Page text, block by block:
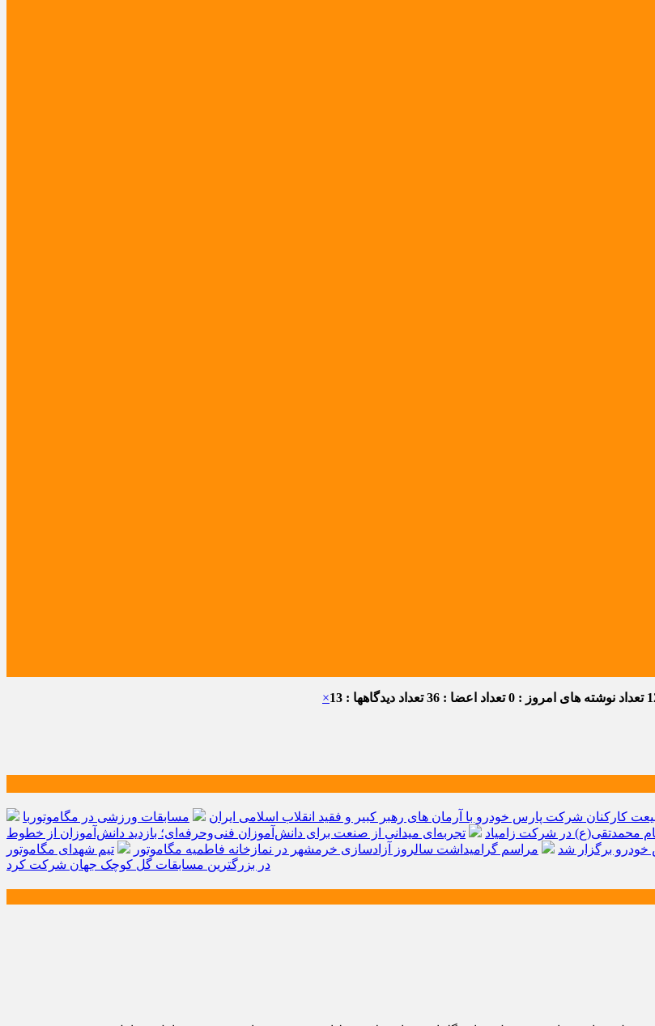
تعداد نوشته های امروز : 0 تعداد اعضا : 36 تعداد دیدگاهها : 13 ×
کارکنان شرکت پارس خودرو با آرمان های رهبر کبیر و فقید انقلاب اسلامی ایران
مسابقات ورزشی در مگاموتوربا
محمدتقی(ع) در شرکت زامیاد
تجربه‌ای میدانی از صنعت برای دانش‌آموزان فنی‌وحرفه‌ای؛ بازدید دانش‌آموزان از خطوط
برگزار شد مراسم گرامیداشت سالروز آزادسازی خرمشهر در نمازخانه فاطمیه مگاموتور
تیم شهدای مگاموتور
در بزرگترین مسابقات گل کوچک جهان شرکت کرد